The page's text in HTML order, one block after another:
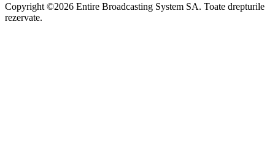
Copyright ©2026 Entire Broadcasting System SA. Toate drepturile
rezervate.